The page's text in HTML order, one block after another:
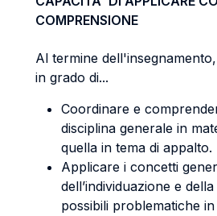
COMPRENSIONE
Al termine
in grado di...
Coordinare e
disciplina generale in
quella in tema di appalto.
Applicare i concetti
dell’individuazione e
possibili problematiche